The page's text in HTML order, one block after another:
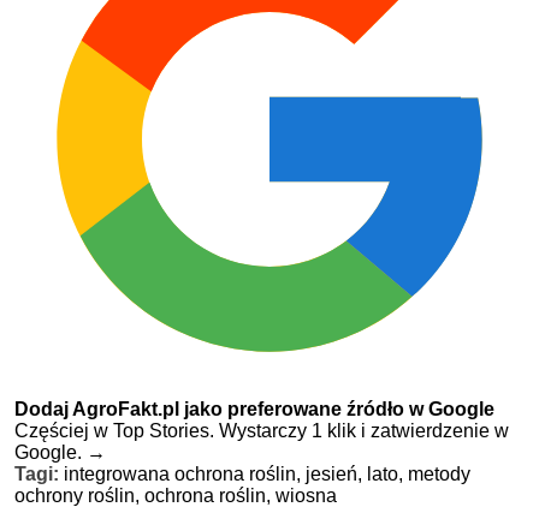
Dodaj AgroFakt.pl jako preferowane źródło w Google
Częściej w Top Stories. Wystarczy 1 klik i zatwierdzenie w
Google. →
Tagi: integrowana ochrona roślin, jesień, lato, metody
ochrony roślin, ochrona roślin, wiosna